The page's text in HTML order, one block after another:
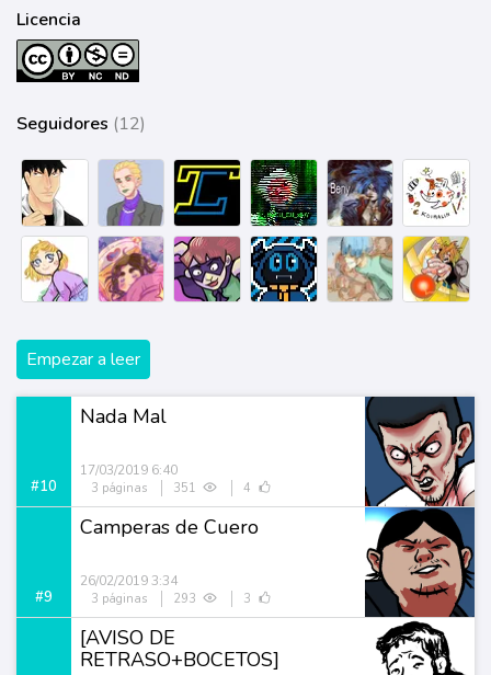
Licencia
Seguidores (12)
Empezar a leer
#10
Nada Mal
17/03/2019 6:40
3 páginas 351 4
#9
Camperas de Cuero
26/02/2019 3:34
3 páginas 293 3
[AVISO DE
RETRASO+BOCETOS]